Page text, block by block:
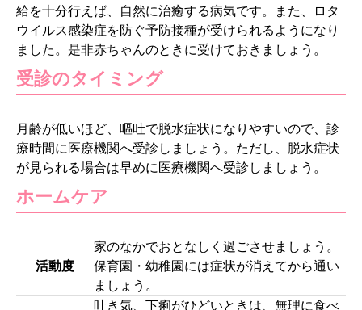
給を十分行えば、自然に治癒する病気です。また、ロタ
ウイルス感染症を防ぐ予防接種が受けられるようになり
ました。是非赤ちゃんのときに受けておきましょう。
受診のタイミング
月齢が低いほど、嘔吐で脱水症状になりやすいので、診
療時間に医療機関へ受診しましょう。ただし、脱水症状
が見られる場合は早めに医療機関へ受診しましょう。
ホームケア
活動度
家のなかでおとなしく過ごさせましょう。
保育園・幼稚園には症状が消えてから通い
ましょう。
吐き気、下痢がひどいときは、無理に食べ